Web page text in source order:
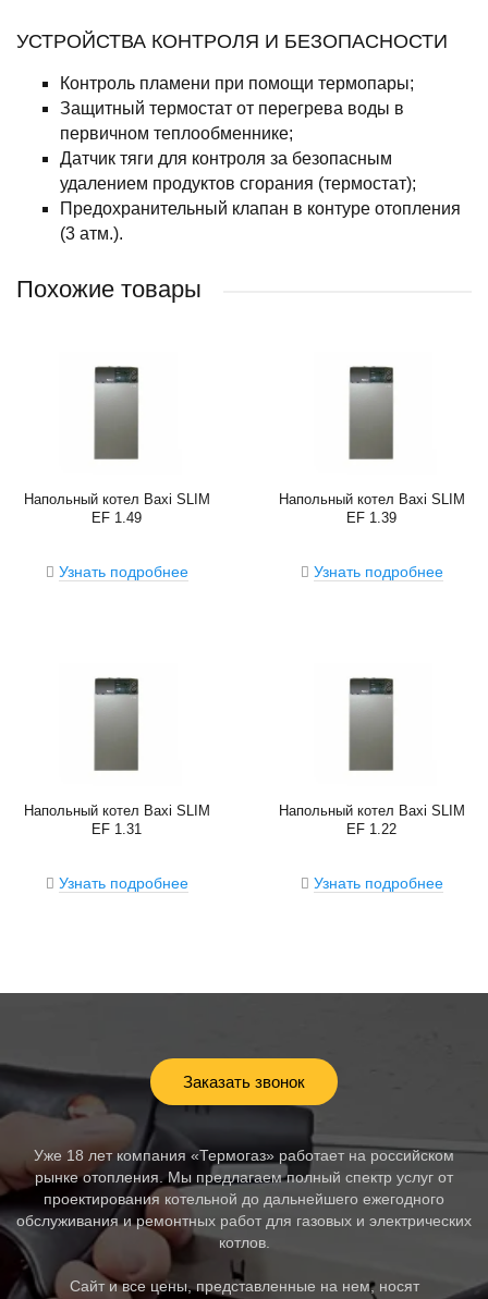
УСТРОЙСТВА КОНТРОЛЯ И БЕЗОПАСНОСТИ
Контроль пламени при помощи термопары;
Защитный термостат от перегрева воды в
первичном теплообменнике;
Датчик тяги для контроля за безопасным
удалением продуктов сгорания (термостат);
Предохранительный клапан в контуре отопления
(3 атм.).
Похожие товары
Напольный котел Baxi SLIM
EF 1.49
Узнать подробнее
Напольный котел Baxi SLIM
EF 1.39
Узнать подробнее
Напольный котел Baxi SLIM
EF 1.31
Узнать подробнее
Напольный котел Baxi SLIM
EF 1.22
Узнать подробнее
Заказать звонок
Уже 18 лет компания «Термогаз» работает на российском
рынке отопления. Мы предлагаем полный спектр услуг от
проектирования котельной до дальнейшего ежегодного
обслуживания и ремонтных работ для газовых и электрических
котлов.
Сайт и все цены, представленные на нем, носят